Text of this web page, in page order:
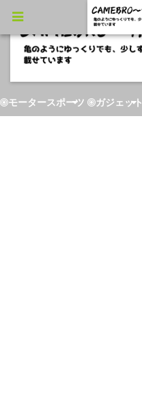
モータースポーツ ガジェット